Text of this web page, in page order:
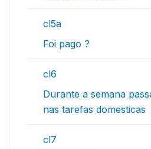
cl5a
Foi pago ?
cl6
Durante a semana
nas tarefas domesticas
cl7